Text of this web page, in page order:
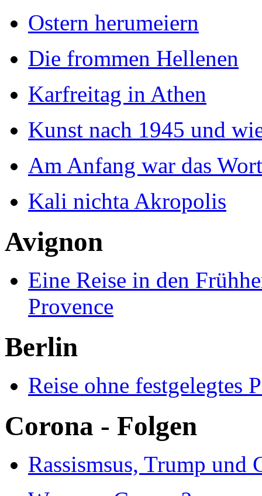
Ostern herumeiern
Die frommen Hellenen
Karfreitag in Athen
Kunst nach 1945 und
Am Anfang war das Wort
Kali nichta Akropolis
Avignon
Eine Reise in den
Provence
Berlin
Reise ohne festgelegtes
Corona - Folgen
Rassismsus, Trump und